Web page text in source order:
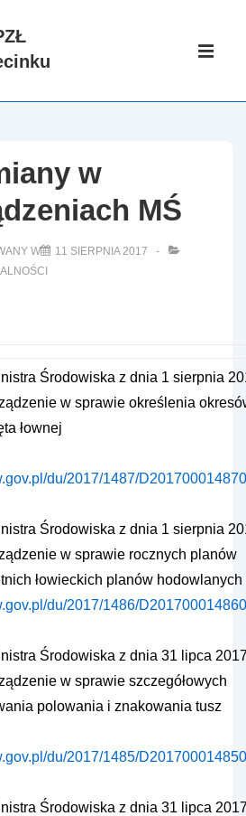
Główna
w
MŚ
W
11 SIERPNIA 2017
Środowiska z dnia 1 sierpnia
w sprawie określenia
łownej
du/2017/1487/
Środowiska z dnia 1 sierpnia
w sprawie rocznych planów
łowieckich planów hodowlanych
du/2017/1486/
Środowiska z dnia 31 lipca
w sprawie szczegółowych
polowania i znakowania tusz
du/2017/1485/
Środowiska z dnia 31 lipca